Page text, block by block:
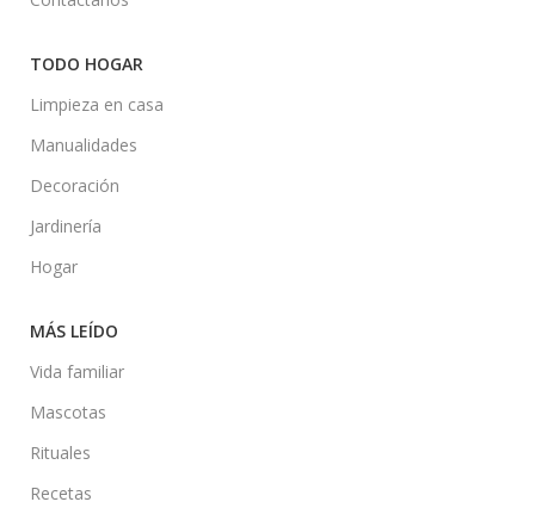
TODO HOGAR
Limpieza en casa
Manualidades
Decoración
Jardinería
Hogar
MÁS LEÍDO
Vida familiar
Mascotas
Rituales
Recetas